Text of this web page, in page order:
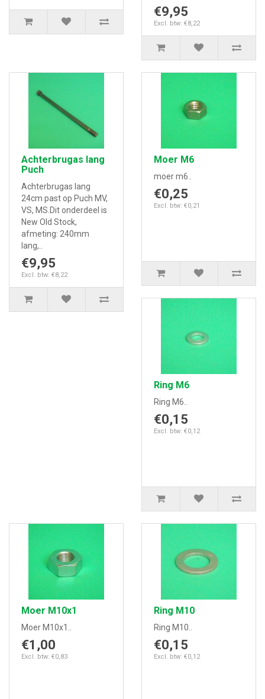
€9,95
Excl. btw: €8,22
Achterbrugas lang
Puch
Achterbrugas lang
24cm past op Puch MV,
VS, MS.Dit onderdeel is
New Old Stock,
afmeting: 240mm
lang,..
€9,95
Excl. btw: €8,22
Moer M6
moer m6..
€0,25
Excl. btw: €0,21
Ring M6
Ring M6..
€0,15
Excl. btw: €0,12
Moer M10x1
Moer M10x1..
€1,00
Excl. btw: €0,83
Ring M10
Ring M10..
€0,15
Excl. btw: €0,12